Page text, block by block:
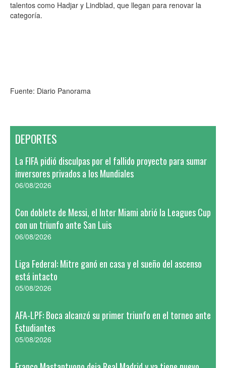
talentos como Hadjar y Lindblad, que llegan para renovar la
categoría.
Fuente: Diario Panorama
DEPORTES
La FIFA pidió disculpas por el fallido proyecto para sumar
inversores privados a los Mundiales
06/08/2026
Con doblete de Messi, el Inter Miami abrió la Leagues Cup
con un triunfo ante San Luis
06/08/2026
Liga Federal: Mitre ganó en casa y el sueño del ascenso
está intacto
05/08/2026
AFA-LPF: Boca alcanzó su primer triunfo en el torneo ante
Estudiantes
05/08/2026